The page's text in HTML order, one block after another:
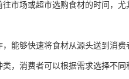
市场或超市选购食材的时间，
能够快速将食材从源头送到消费
，消费者可以根据需求选择不同